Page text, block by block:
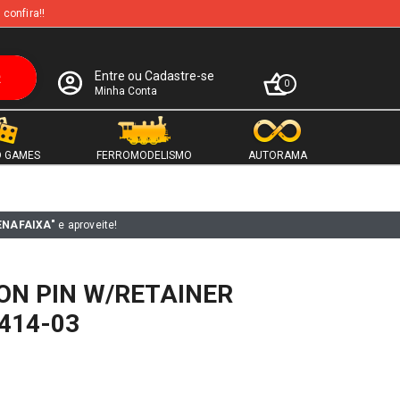
confira!!
Entre ou Cadastre-se
Minha Conta
0
GAMES FERROMODELISMO AUTORAMA
e aproveite!
PIN W/RETAINER
03